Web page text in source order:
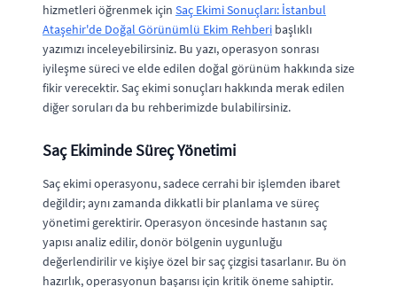
hizmetleri öğrenmek için Saç Ekimi Sonuçları: İstanbul
Ataşehir'de Doğal Görünümlü Ekim Rehberi başlıklı
yazımızı inceleyebilirsiniz. Bu yazı, operasyon sonrası
iyileşme süreci ve elde edilen doğal görünüm hakkında size
fikir verecektir. Saç ekimi sonuçları hakkında merak edilen
diğer soruları da bu rehberimizde bulabilirsiniz.
Saç Ekiminde Süreç Yönetimi
Saç ekimi operasyonu, sadece cerrahi bir işlemden ibaret
değildir; aynı zamanda dikkatli bir planlama ve süreç
yönetimi gerektirir. Operasyon öncesinde hastanın saç
yapısı analiz edilir, donör bölgenin uygunluğu
değerlendirilir ve kişiye özel bir saç çizgisi tasarlanır. Bu ön
hazırlık, operasyonun başarısı için kritik öneme sahiptir.